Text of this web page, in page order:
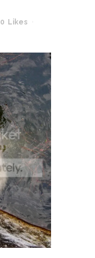
0
Likes